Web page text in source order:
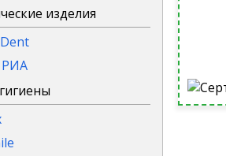
изделия
РИА